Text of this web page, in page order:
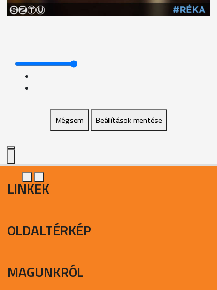
Mégsem Beállítások mentése
LINKEK
OLDALTÉRKÉP
MAGUNKRÓL